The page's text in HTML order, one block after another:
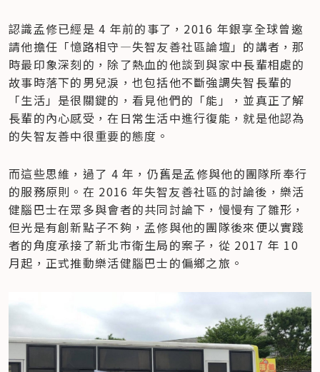
認識孟修已經是 4 年前的事了，2016 年銀享全球曾邀
請他擔任「憶路相守—失智友善社區論壇」的講者，那
時最印象深刻的，除了熱血的他談到與家中長輩相處的
故事時落下的男兒淚，也包括他不斷強調失智長輩的
「生活」是很關鍵的，看見他們的「能」，並真正了解
長輩的內心感受，在日常生活中進行復能，就是他認為
的失智友善中很重要的態度。
而這些思維，過了 4 年，仍舊是孟修與他的團隊所奉行
的服務原則。在 2016 年失智友善社區的討論後，樂活
健腦巴士在眾多與會者的共同討論下，慢慢有了雛形，
但光是有創新點子不夠，孟修與他的團隊後來便以實踐
者的角度承接了新北市衛生局的案子，從 2017 年 10
月起，正式推動樂活健腦巴士的偏鄉之旅。